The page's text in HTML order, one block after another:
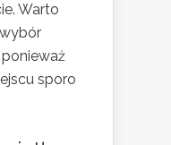
Warto
sporo